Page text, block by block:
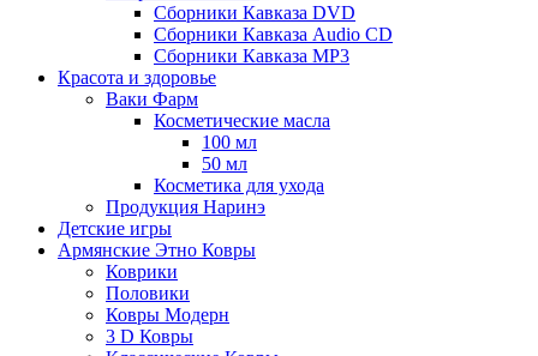
Сборники Кавказа DVD
Сборники Кавказа Audio CD
Сборники Кавказа MP3
Красота и здоровье
Ваки Фарм
Косметические масла
100 мл
50 мл
Косметика для ухода
Продукция Наринэ
Детские игры
Армянские Этно Ковры
Коврики
Половики
Ковры Модерн
3 D Ковры